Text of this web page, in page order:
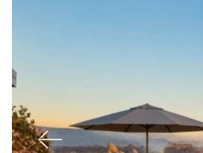
Previous